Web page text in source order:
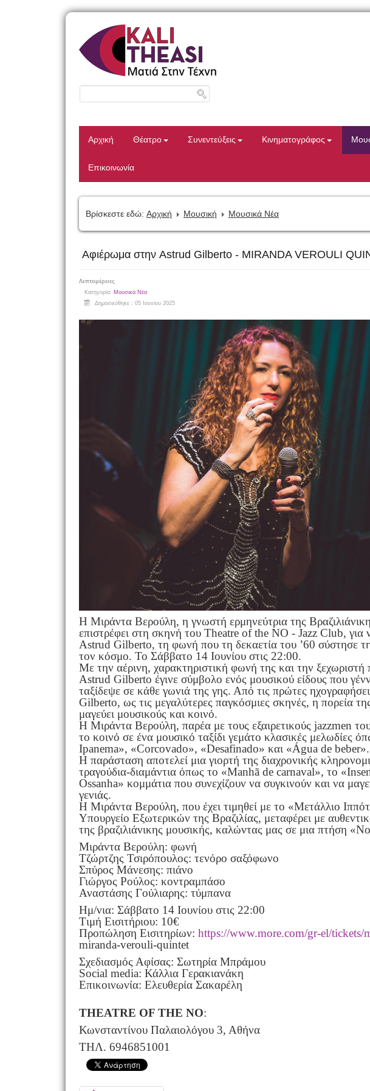
Αρχική Θέατρο Συνεντεύξεις Κινηματογράφος
Επικοινωνία
Βρίσκεστε εδώ: Αρχική Μουσική Μουσικά Νέα
Αφιέρωμα στην Astrud Gilberto - MIRANDA VEROULI
Λεπτομέρειες
Κατηγορία: Μουσικά Νέα
Δημοσιεύθηκε : 05 Ιουνίου 2025
Η Μιράντα Βερούλη, η γνωστή ερμηνεύτρια της
επιστρέφει στη σκηνή του Theatre of the NO - Jazz Club, για
Astrud Gilberto, τη φωνή που τη δεκαετία του ’60 σύστησε
τον κόσμο. Το Σάββατο 14 Ιουνίου στις 22:00.
Με την αέρινη, χαρακτηριστική φωνή της και την
Astrud Gilberto έγινε σύμβολο ενός μουσικού είδους που
ταξίδεψε σε κάθε γωνιά της γης. Από τις πρώτες
Gilberto, ως τις μεγαλύτερες παγκόσμιες σκηνές, η πορεία
μαγεύει μουσικούς και κοινό.
Η Μιράντα Βερούλη, παρέα με τους εξαιρετικούς jazzmen
το κοινό σε ένα μουσικό ταξίδι γεμάτο κλασικές μελωδίες
Ipanema», «Corcovado», «Desafinado» και «Água de beber».
Η παράσταση αποτελεί μια γιορτή της διαχρονικής
τραγούδια-διαμάντια όπως το «Manhã de carnaval», το
Ossanha» κομμάτια που συνεχίζουν να συγκινούν και να
γενιάς.
Η Μιράντα Βερούλη, που έχει τιμηθεί με το «Μετάλλιο
Υπουργείο Εξωτερικών της Βραζιλίας, μεταφέρει με
της βραζιλιάνικης μουσικής, καλώντας μας σε μια πτήση
Μιράντα Βερούλη: φωνή
Τζώρτζης Τσιρόπουλος: τενόρο σαξόφωνο
Σπύρος Μάνεσης: πιάνο
Γιώργος Ρούλος: κοντραμπάσο
Αναστάσης Γούλιαρης: τύμπανα
Hμ/νια: Σάββατο 14 Ιουνίου στις 22:00
Tιμή Εισιτήριου: 10€
Προπώληση Εισιτηρίων: https://www.more.com/gr-el/tickets/
miranda-verouli-quintet
Σχεδιασμός Αφίσας: Σωτηρία Μπράμου
Social media: Κάλλια Γερακιανάκη
Επικοινωνία: Ελευθερία Σακαρέλη
THEATRE OF THE NO:
Κωνσταντίνου Παλαιολόγου 3, Αθήνα
ΤΗΛ. 6946851001